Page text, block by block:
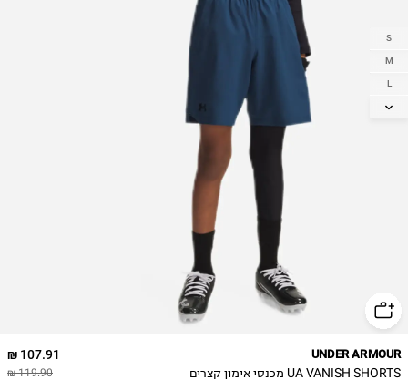
S
M
L
XL
107.91 ₪
119.90 ₪
UNDER ARMOUR
UA VANISH SHORTS מכנסי אימון קצרים